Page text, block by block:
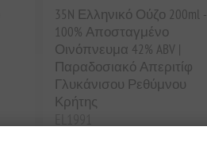
35N Ελληνικό Ούζο 200ml -
100% Αποσταγμένο
Οινόπνευμα 42% ABV |
Παραδοσιακό Απεριτίφ
Γλυκάνισου Ρεθύμνου
Κρήτης
EL1991